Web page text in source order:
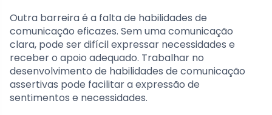
Outra barreira é a falta de habilidades de
comunicação eficazes. Sem uma comunicação
clara, pode ser difícil expressar necessidades e
receber o apoio adequado. Trabalhar no
desenvolvimento de habilidades de comunicação
assertivas pode facilitar a expressão de
sentimentos e necessidades.